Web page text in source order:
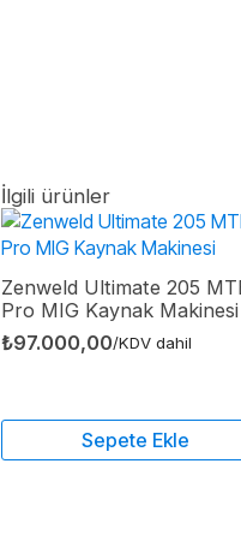
İlgili ürünler
Zenweld Ultimate 205
Pro MIG Kaynak Makinesi
₺97.000,00/KDV dahil
Sepete Ekle